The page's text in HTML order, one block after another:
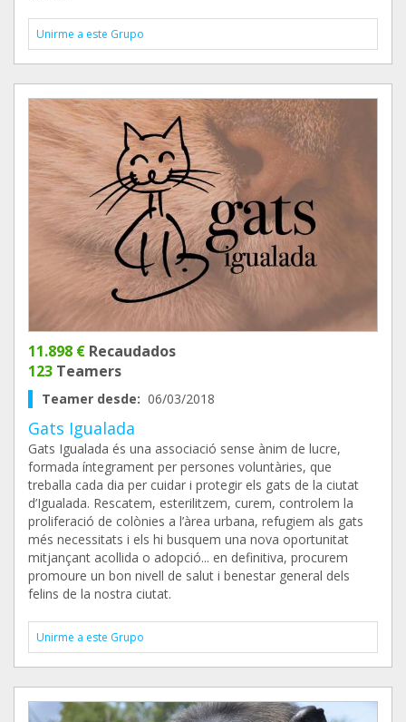
Unirme a este Grupo
11.898 € Recaudados
123 Teamers
Teamer desde: 06/03/2018
Gats Igualada
Gats Igualada és una associació sense ànim de lucre,
formada íntegrament per persones voluntàries, que
treballa cada dia per cuidar i protegir els gats de la ciutat
d’Igualada. Rescatem, esterilitzem, curem, controlem la
proliferació de colònies a l’àrea urbana, refugiem als gats
més necessitats i els hi busquem una nova oportunitat
mitjançant acollida o adopció... en definitiva, procurem
promoure un bon nivell de salut i benestar general dels
felins de la nostra ciutat.
Unirme a este Grupo